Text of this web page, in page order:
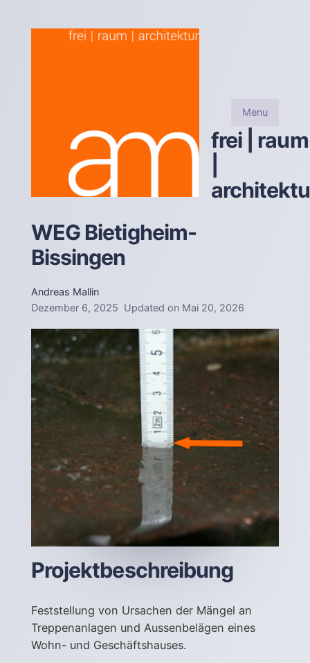
frei | raum
Menu
WEG Bietigheim-
Bissingen
Andreas Mallin
Dezember 6, 2025 Updated on Mai 20, 2026
Projektbeschreibung
Feststellung von Ursachen der Mängel an
Treppenanlagen und Aussenbelägen eines
Wohn- und Geschäftshauses.